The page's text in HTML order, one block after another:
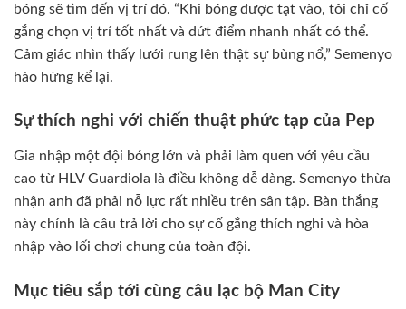
bóng sẽ tìm đến vị trí đó. “Khi bóng được tạt vào, tôi chỉ cố
gắng chọn vị trí tốt nhất và dứt điểm nhanh nhất có thể.
Cảm giác nhìn thấy lưới rung lên thật sự bùng nổ,” Semenyo
hào hứng kể lại.
Sự thích nghi với chiến thuật phức tạp của Pep
Gia nhập một đội bóng lớn và phải làm quen với yêu cầu
cao từ HLV Guardiola là điều không dễ dàng. Semenyo thừa
nhận anh đã phải nỗ lực rất nhiều trên sân tập. Bàn thắng
này chính là câu trả lời cho sự cố gắng thích nghi và hòa
nhập vào lối chơi chung của toàn đội.
Mục tiêu sắp tới cùng câu lạc bộ Man City